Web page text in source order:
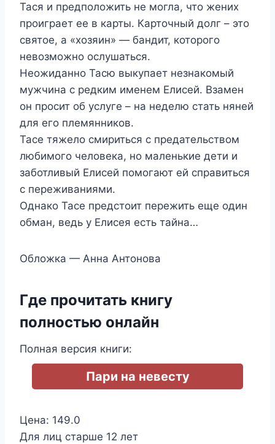
Тася и предположить не могла, что жених
проиграет ее в карты. Карточный долг – это
святое, а «хозяин» — бандит, которого
невозможно ослушаться.
Неожиданно Тасю выкупает незнакомый
мужчина с редким именем Елисей. Взамен
он просит об услуге – на неделю стать няней
для его племянников.
Тасе тяжело смириться с предательством
любимого человека, но маленькие дети и
заботливый Елисей помогают ей справиться
с переживаниями.
Однако Тасе предстоит пережить еще один
обман, ведь у Елисея есть тайна…
Обложка — Анна Антонова
Где прочитать книгу
полностью онлайн
Полная версия книги:
Пари на невесту
Цена: 149.0
Для лиц старше 12 лет